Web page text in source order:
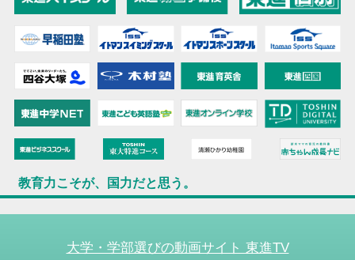
教育力こそが、国力だと思う。
大学・学部選びの動画サイト 東進TV